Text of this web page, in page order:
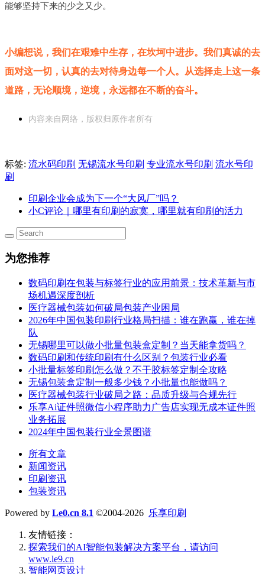
能够坚持下来的少之又少。
小编想说，我们在艰难中生存，在坎坷中进步。我们真诚的去
面对这一切，认真的去对待身边每一个人。从选择走上这一条
道路，无论顺境，逆境，永远都在不断的奋斗。
内容来自网络，版权归原作者所有
标签: 流水码印刷 无锡流水号印刷 专业流水号印刷 流水号印
刷
印刷企业会成为下一个“大风厂”吗？
小C评论｜哪里有印刷的寂寞，哪里就有印刷的活力
为您推荐
数码印刷在包装与标签行业的应用前景：技术革新与市
场机遇深度剖析
医疗器械包装如何破局包装产业困局
2026年中国包装印刷行业格局扫描：谁在跑赢，谁在掉
队
无锡哪里可以做小批量包装盒定制？当天能拿货吗？
数码印刷和传统印刷有什么区别？包装行业必看
小批量标签印刷怎么做？不干胶标签定制全攻略
无锡包装盒定制一般多少钱？小批量也能做吗？
医疗器械包装行业破局之路：品质升级与合规先行
乐享Ai证件照微信小程序助力广告店实现无成本证件照
业务拓展
2024年中国包装行业全景图谱
所有文章
新闻资讯
印刷资讯
包装资讯
Powered by Le0.cn 8.1 ©2004-2026 乐享印刷
友情链接：
探索我们的‌AI智能包装解决方案平台‌，请访问
www.le9.cn
智能网页设计